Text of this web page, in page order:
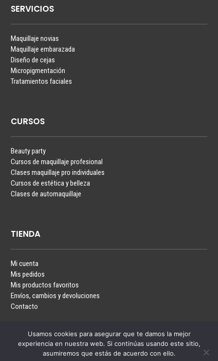
SERVICIOS
Maquillaje novias
Maquillaje embarazada
Diseño de cejas
Micropigmentación
Tratamientos faciales
CURSOS
Beauty party
Cursos de maquillaje profesional
Clases maquillaje pro individuales
Cursos de estética y belleza
Clases de automaquillaje
TIENDA
Mi cuenta
Mis pedidos
Mis productos favoritos
Envíos, cambios y devoluciones
Contacto
Usamos cookies para asegurar que te damos la mejor
experiencia en nuestra web. Si continúas usando este sitio,
asumiremos que estás de acuerdo con ello.